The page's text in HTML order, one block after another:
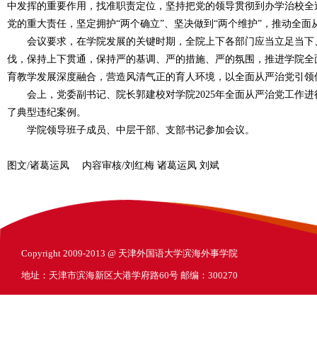
中发挥的重要作用，找准职责定位，坚持把党的领导贯彻到办学治校
党的重大责任，坚定拥护“两个确立”、坚决做到“两个维护”，推动全面
会议要求，在学院发展的关键时期，全院上下各部门应当立足当下
伐，保持上下贯通，保持严的基调、严的措施、严的氛围，推进学院
育教学发展深度融合，营造风清气正的育人环境，以全面从严治党引
会上，党委副书记、院长郭建校对学院2025年全面从严治党工作进
了典型违纪案例。
学院领导班子成员、中层干部、支部书记参加会议。
图文/诸葛运凤 内容审核/刘红梅 诸葛运凤 刘斌
Copyright 2009-2013 @ 天津外国语大学滨海外事学院
地址：天津市滨海新区大港学府路60号 邮编：300270